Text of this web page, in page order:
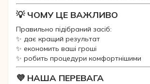
💡 ЧОМУ ЦЕ ВАЖЛИВО
Правильно підібраний засіб:
✨ дає кращий результат
✨ економить ваші гроші
✨ робить процедури комфортнішими
💜 НАША ПЕРЕВАГА